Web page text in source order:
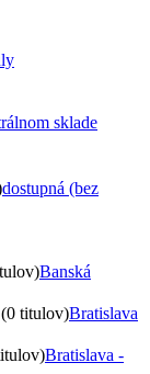
sklade
dostupná (bez
Banská
titulov)Bratislava
Bratislava -